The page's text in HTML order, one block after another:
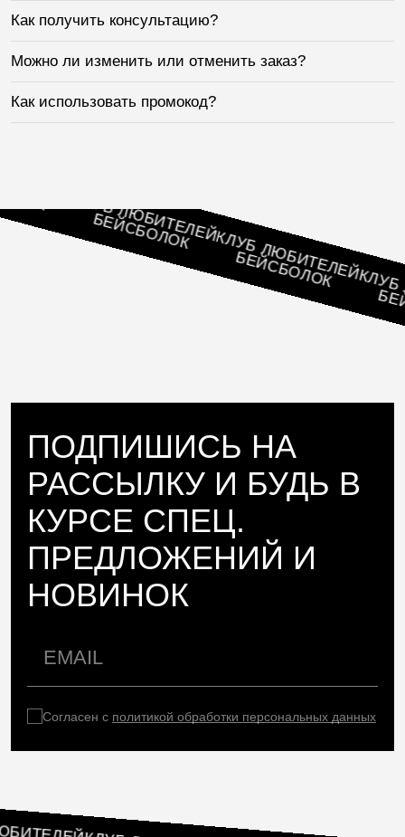
Как получить консультацию?
Можно ли изменить или отменить заказ?
Как использовать промокод?
ПОДПИШИСЬ НА
РАССЫЛКУ И БУДЬ В
КУРСЕ СПЕЦ.
ПРЕДЛОЖЕНИЙ И
НОВИНОК
Согласен с политикой обработки персональных данных
КЛУБ ЛЮБИТЕЛЕЙ
БЕЙСБОЛОК КЛУБ ЛЮБИТЕЛЕЙ
БЕЙСБОЛОК КЛУБ